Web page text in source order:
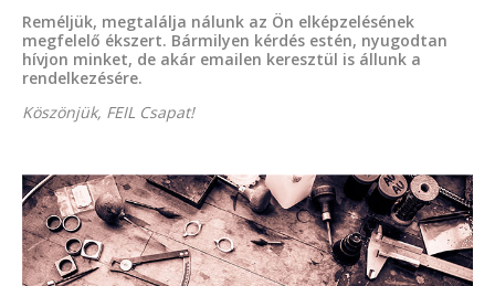
Reméljük, megtalálja nálunk az Ön elképzelésének
megfelelő ékszert. Bármilyen kérdés estén, nyugodtan
hívjon minket, de akár emailen keresztül is állunk a
rendelkezésére.
Köszönjük, FEIL Csapat!